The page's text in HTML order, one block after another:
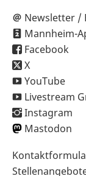
Newsletter /
Mannheim-
Facebook
X
YouTube
Livestream
Instagram
Mastodon
im